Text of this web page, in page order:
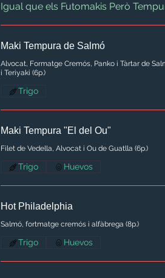
Igual que els Futomakis Però
Maki Tempura de Salmó
Alvocat, Formatge Cremós, Panko i Tàrtar de
i Teriyaki (6p.)
Trigo
Maki Tempura "El del Ou"
Filet de Vedella, Alvocat i Ou de Guatlla (6p.)
Trigo Huevos
Hot Philadelphia
Salmó, fortmatge cremós i alfàbrega (8p.)
Trigo Huevos